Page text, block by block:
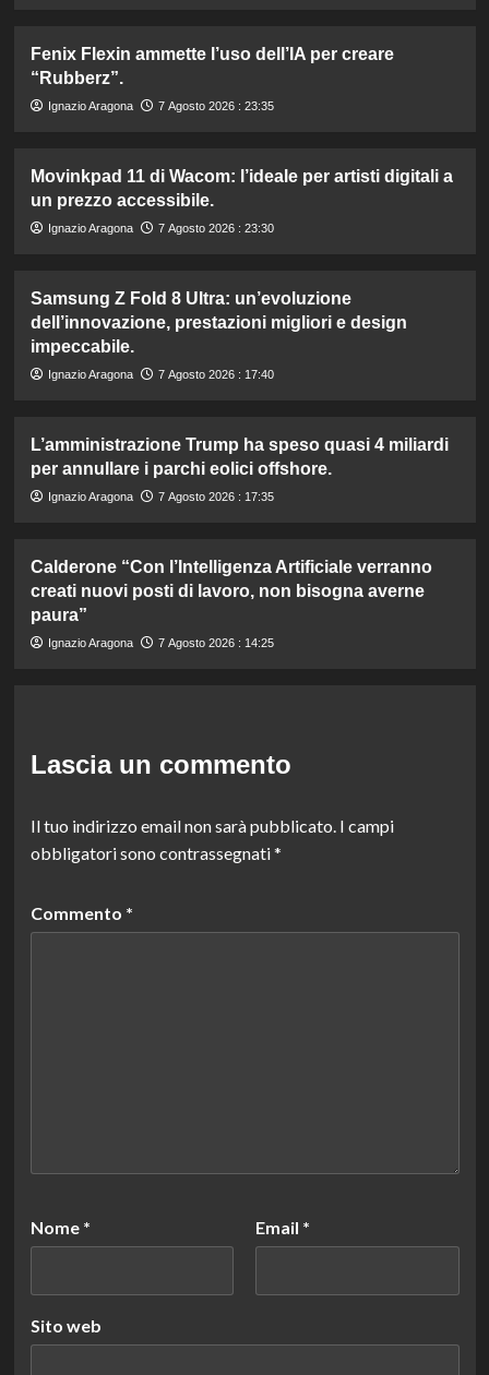
Fenix Flexin ammette l’uso dell’IA per creare
“Rubberz”.
Ignazio Aragona 7 Agosto 2026 : 23:35
Movinkpad 11 di Wacom: l’ideale per artisti digitali a
un prezzo accessibile.
Ignazio Aragona 7 Agosto 2026 : 23:30
Samsung Z Fold 8 Ultra: un’evoluzione
dell’innovazione, prestazioni migliori e design
impeccabile.
Ignazio Aragona 7 Agosto 2026 : 17:40
L’amministrazione Trump ha speso quasi 4 miliardi
per annullare i parchi eolici offshore.
Ignazio Aragona 7 Agosto 2026 : 17:35
Calderone “Con l’Intelligenza Artificiale verranno
creati nuovi posti di lavoro, non bisogna averne
paura”
Ignazio Aragona 7 Agosto 2026 : 14:25
Lascia un commento
Il tuo indirizzo email non sarà pubblicato. I campi
obbligatori sono contrassegnati*
Commento *
Nome * Email *
Sito web